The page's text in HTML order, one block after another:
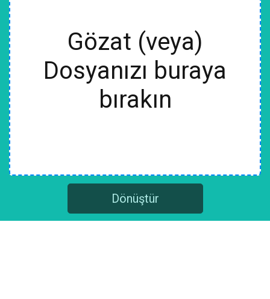
Gözat (veya)
Dosyanızı buraya
bırakın
Dönüştür